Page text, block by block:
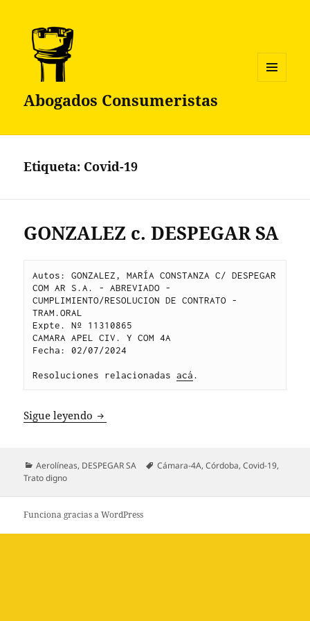
Abogados Consumeristas
Etiqueta: Covid-19
GONZALEZ c. DESPEGAR SA
Autos: GONZALEZ, MARÍA CONSTANZA C/ DESPEGAR
COM AR S.A. - ABREVIADO -
CUMPLIMIENTO/RESOLUCION DE CONTRATO -
TRAM.ORAL
Expte. Nº 11310865
CAMARA APEL CIV. Y COM 4A
Fecha: 02/07/2024
Resoluciones relacionadas acá.
Sigue leyendo GONZALEZ c. DESPEGAR SA
Categorías
Aerolíneas, DESPEGAR SA Etiquetas
Cámara-4A,Córdoba,Covid-19,
Trato digno
Funciona gracias a WordPress